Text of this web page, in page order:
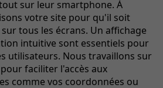
sur leur smartphone. À
votre site pour qu'il soit
tous les écrans. Un affichage
intuitive sont essentiels pour
utilisateurs. Nous travaillons sur
faciliter l'accès aux
comme vos coordonnées ou